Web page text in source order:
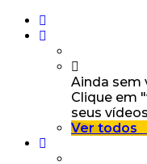
Ainda sem
Clique em
seus
Ver todos